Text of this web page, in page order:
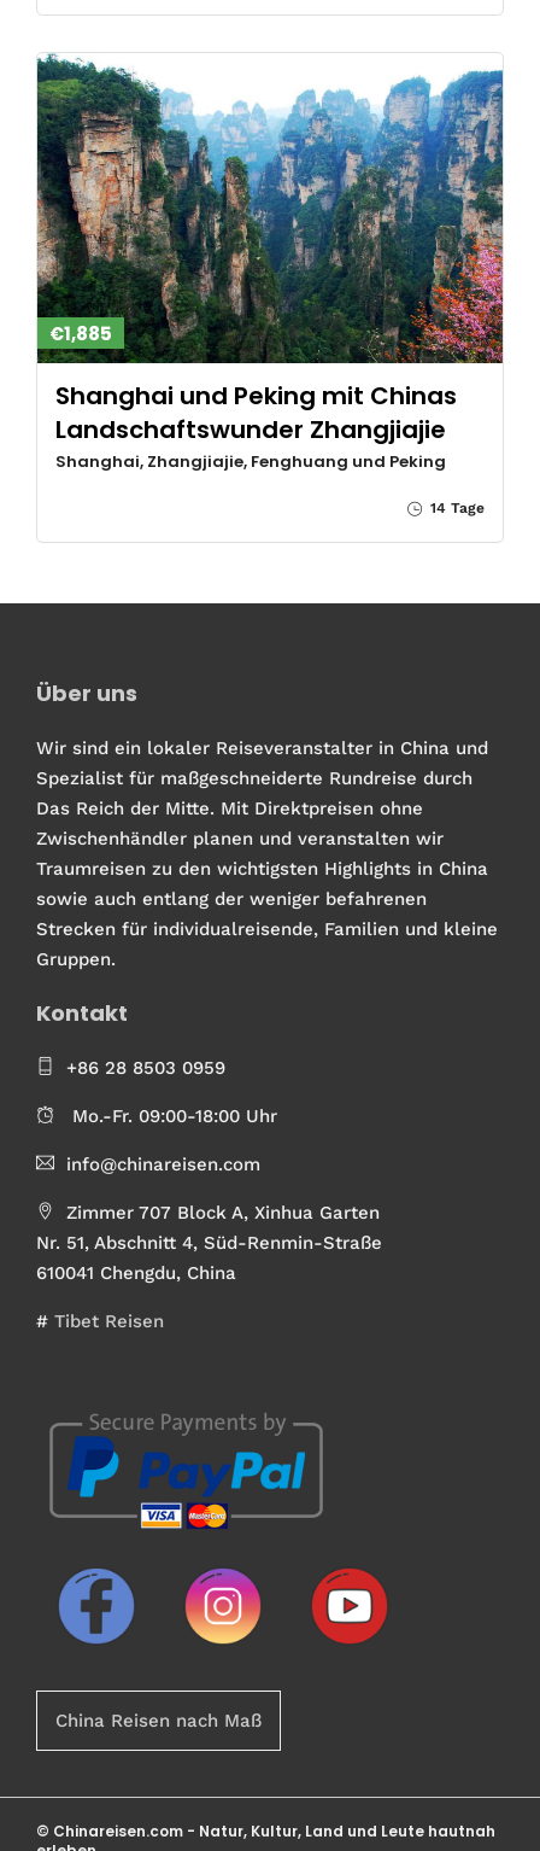
€1,885
Shanghai und Peking mit Chinas
Landschaftswunder Zhangjiajie
Shanghai, Zhangjiajie, Fenghuang und Peking
14 Tage
Über uns
Wir sind ein lokaler Reiseveranstalter in China und
Spezialist für maßgeschneiderte Rundreise durch
Das Reich der Mitte. Mit Direktpreisen ohne
Zwischenhändler planen und veranstalten wir
Traumreisen zu den wichtigsten Highlights in China
sowie auch entlang der weniger befahrenen
Strecken für individualreisende, Familien und kleine
Gruppen.
Kontakt
+86 28 8503 0959
Mo.-Fr. 09:00-18:00 Uhr
info@chinareisen.com
Zimmer 707 Block A, Xinhua Garten
Nr. 51, Abschnitt 4, Süd-Renmin-Straße
610041 Chengdu, China
# Tibet Reisen
China Reisen nach Maß
© Chinareisen.com - Natur, Kultur, Land und Leute hautnah